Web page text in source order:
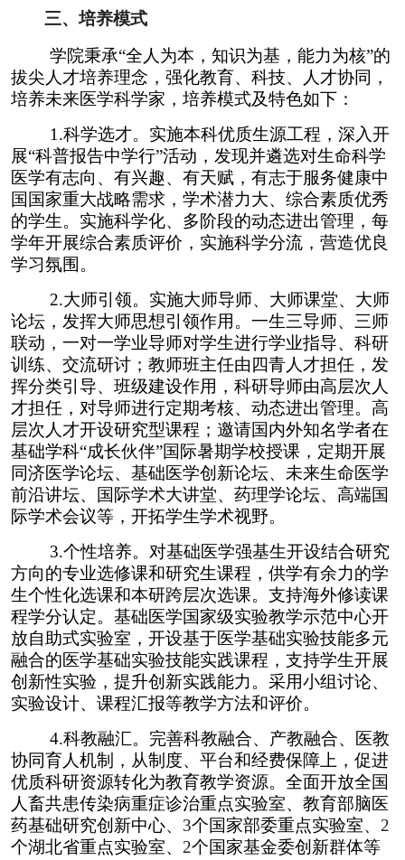
三、培养模式
学院秉承“全人为本，知识为基，能力为核”的
拔尖人才培养理念，强化教育、科技、人才协同，
培养未来医学科学家，培养模式及特色如下：
1.科学选才。实施本科优质生源工程，深入开
展“科普报告中学行”活动，发现并遴选对生命科学
医学有志向、有兴趣、有天赋，有志于服务健康中
国国家重大战略需求，学术潜力大、综合素质优秀
的学生。实施科学化、多阶段的动态进出管理，每
学年开展综合素质评价，实施科学分流，营造优良
学习氛围。
2.大师引领。实施大师导师、大师课堂、大师
论坛，发挥大师思想引领作用。一生三导师、三师
联动，一对一学业导师对学生进行学业指导、科研
训练、交流研讨；教师班主任由四青人才担任，发
挥分类引导、班级建设作用，科研导师由高层次人
才担任，对导师进行定期考核、动态进出管理。高
层次人才开设研究型课程；邀请国内外知名学者在
基础学科“成长伙伴”国际暑期学校授课，定期开展
同济医学论坛、基础医学创新论坛、未来生命医学
前沿讲坛、国际学术大讲堂、药理学论坛、高端国
际学术会议等，开拓学生学术视野。
3.个性培养。对基础医学强基生开设结合研究
方向的专业选修课和研究生课程，供学有余力的学
生个性化选课和本研跨层次选课。支持海外修读课
程学分认定。基础医学国家级实验教学示范中心开
放自助式实验室，开设基于医学基础实验技能多元
融合的医学基础实验技能实践课程，支持学生开展
创新性实验，提升创新实践能力。采用小组讨论、
实验设计、课程汇报等教学方法和评价。
4.科教融汇。完善科教融合、产教融合、医教
协同育人机制，从制度、平台和经费保障上，促进
优质科研资源转化为教育教学资源。全面开放全国
人畜共患传染病重症诊治重点实验室、教育部脑医
药基础研究创新中心、 3个国家部委重点实验室、 2
个湖北省重点实验室、 2个国家基金委创新群体等